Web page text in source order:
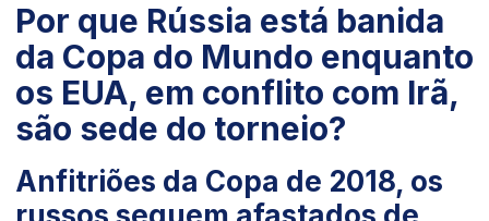
Por que Rússia está banida
da Copa do Mundo enquanto
os EUA, em conflito com Irã,
são sede do torneio?
Anfitriões da Copa de 2018, os